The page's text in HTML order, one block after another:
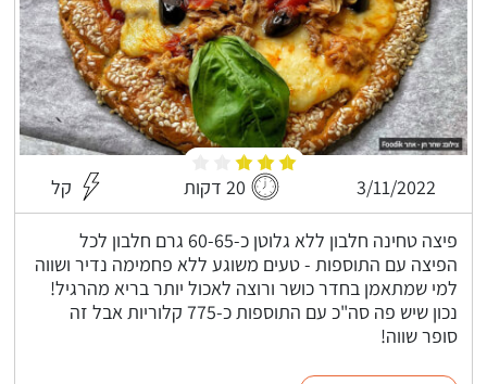
3/11/2022 20 דקות קל
פיצה טחינה חלבון ללא גלוטן כ-60-65 גרם חלבון לכל
הפיצה עם התוספות - טעים משוגע ללא פחמימה נדיר ושווה
למי שמתאמן בחדר כושר ורוצה לאכול יותר בריא מהרגיל!
נכון שיש פה סה"כ עם התוספות כ-775 קלוריות אבל זה
סופר שווה!